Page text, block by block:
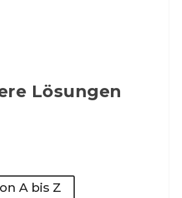
Lösungen
A bis Z